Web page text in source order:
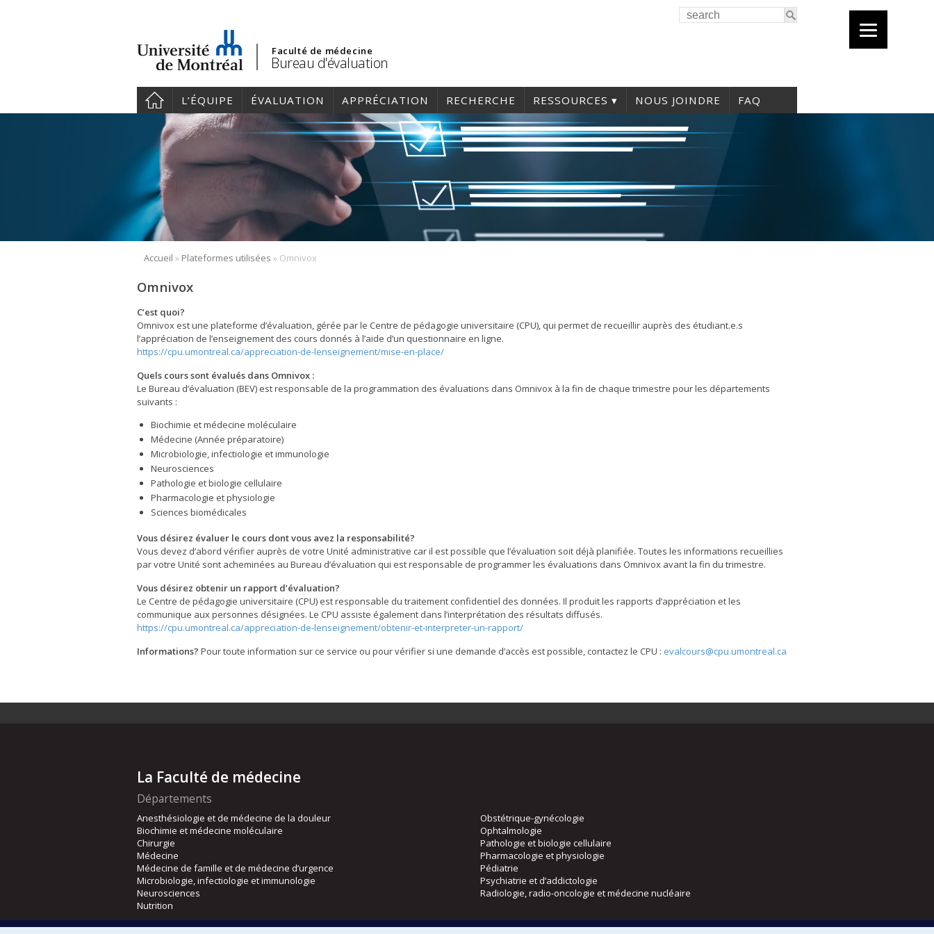
Faculté de médecine
Bureau d'évaluation
L’ÉQUIPE ÉVALUATION APPRÉCIATION RECHERCHE RESSOURCES NOUS JOINDRE FAQ
Accueil » Plateformes utilisées » Omnivox
Omnivox
C’est quoi?
Omnivox est une plateforme d’évaluation, gérée par le Centre de pédagogie universitaire (CPU), qui permet de recueillir auprès des étudiant.e.s
l’appréciation de l’enseignement des cours donnés à l’aide d’un questionnaire en ligne.
https://cpu.umontreal.ca/appreciation-de-lenseignement/mise-en-place/
Quels cours sont évalués dans Omnivox :
Le Bureau d’évaluation (BEV) est responsable de la programmation des évaluations dans Omnivox à la fin de chaque trimestre pour les départements
suivants :
Biochimie et médecine moléculaire
Médecine (Année préparatoire)
Microbiologie, infectiologie et immunologie
Neurosciences
Pathologie et biologie cellulaire
Pharmacologie et physiologie
Sciences biomédicales
Vous désirez évaluer le cours dont vous avez la responsabilité?
Vous devez d’abord vérifier auprès de votre Unité administrative car il est possible que l’évaluation soit déjà planifiée. Toutes les informations recueillies
par votre Unité sont acheminées au Bureau d’évaluation qui est responsable de programmer les évaluations dans Omnivox avant la fin du trimestre.
Vous désirez obtenir un rapport d’évaluation?
Le Centre de pédagogie universitaire (CPU) est responsable du traitement confidentiel des données. Il produit les rapports d’appréciation et les
communique aux personnes désignées. Le CPU assiste également dans l’interprétation des résultats diffusés.
https://cpu.umontreal.ca/appreciation-de-lenseignement/obtenir-et-interpreter-un-rapport/
Informations? Pour toute information sur ce service ou pour vérifier si une demande d’accès est possible, contactez le CPU : evalcours@cpu.umontreal.ca
La Faculté de médecine
Départements
Anesthésiologie et de médecine de la douleur
Biochimie et médecine moléculaire
Chirurgie
Médecine
Médecine de famille et de médecine d’urgence
Microbiologie, infectiologie et immunologie
Neurosciences
Nutrition
Obstétrique-gynécologie
Ophtalmologie
Pathologie et biologie cellulaire
Pharmacologie et physiologie
Pédiatrie
Psychiatrie et d’addictologie
Radiologie, radio-oncologie et médecine nucléaire